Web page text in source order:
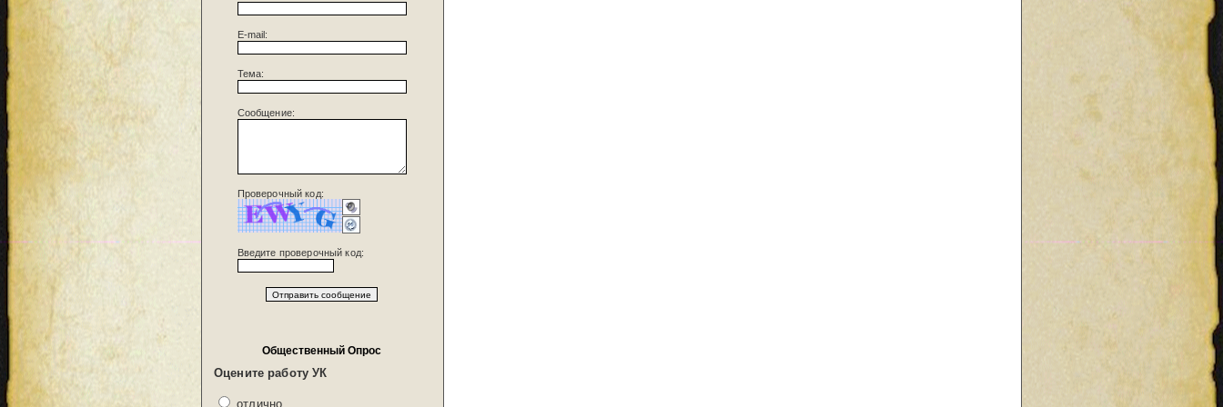
E-mail:
Тема:
Сообщение:
Проверочный код:
Введите проверочный код:
Общественный Опрос
Оцените работу УК
отлично